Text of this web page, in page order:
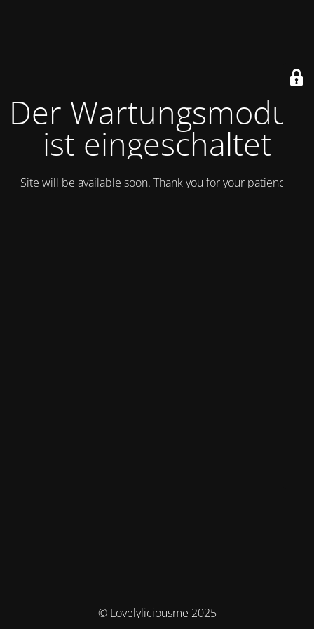
Der Wartungsmodus
ist eingeschaltet
Site will be available soon. Thank you for your patience!
© Lovelyliciousme 2025